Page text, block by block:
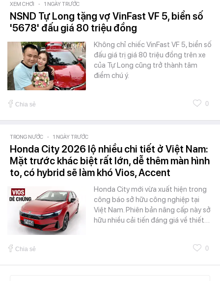
XEM CHƠI - 1 NGÀY TRƯỚC
NSND Tự Long tặng vợ VinFast VF 5, biển số
'5678' đấu giá 80 triệu đồng
Không chỉ chiếc VinFast VF 5, biển số
đấu giá trị giá 80 triệu đồng trên xe
của Tự Long cũng trở thành tâm
điểm chú ý.
Chia sẻ 0
TRONG NƯỚC - 1 NGÀY TRƯỚC
Honda City 2026 lộ nhiều chi tiết ở Việt Nam:
Mặt trước khác biệt rất lớn, dễ thêm màn hình
to, có hybrid sẽ làm khó Vios, Accent
Honda City mới vừa xuất hiện trong
công báo sở hữu công nghiệp tại
Việt Nam. Phiên bản nâng cấp này sở
hữu nhiều cải tiến đáng giá về thiết…
Chia sẻ 0